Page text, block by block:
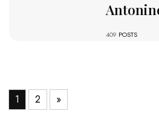
409 POSTS
1 2 »